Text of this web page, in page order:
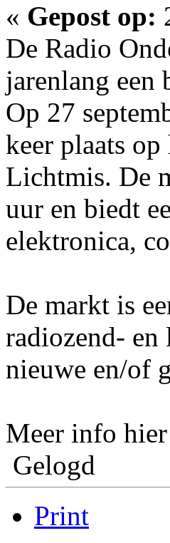
« Gepost op:
De Radio
jarenlang een
Op 27
keer plaats
Lichtmis. De
uur en biedt
elektronica,
De markt is
radiozend- en
nieuwe en/of
Meer info hier
Gelogd
Print